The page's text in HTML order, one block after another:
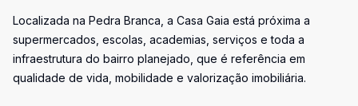
Localizada na Pedra Branca, a Casa Gaia está próxima a
supermercados, escolas, academias, serviços e toda a
infraestrutura do bairro planejado, que é referência em
qualidade de vida, mobilidade e valorização imobiliária.